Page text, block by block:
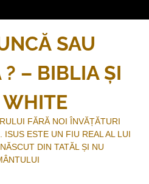
SAU
? – BIBLIA ȘI
WHITE
FĂRĂ NOI ÎNVĂȚĂTURI
ISUS ESTE UN FIU REAL AL LUI
DIN TATĂL ȘI NU